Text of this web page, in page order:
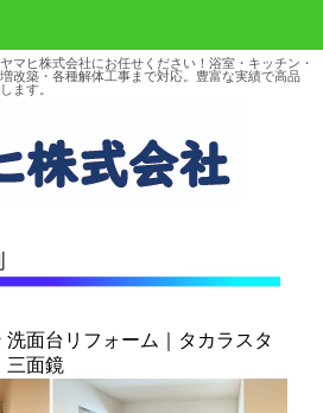
マヒ株式会社にお任せください！浴室・キッチン・
改築・各種解体工事まで対応。豊富な実績で高品
ます。
洗面台リフォーム｜タカラスタ
三面鏡